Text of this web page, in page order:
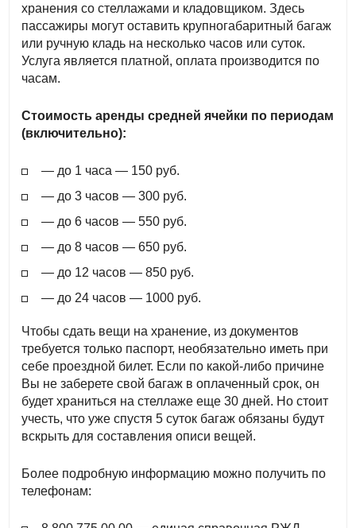
хранения со стеллажами и кладовщиком. Здесь
пассажиры могут оставить крупногабаритный багаж
или ручную кладь на несколько часов или суток.
Услуга является платной, оплата производится по
часам.
Стоимость аренды средней ячейки по периодам
(включительно):
— до 1 часа — 150 руб.
— до 3 часов — 300 руб.
— до 6 часов — 550 руб.
— до 8 часов — 650 руб.
— до 12 часов — 850 руб.
— до 24 часов — 1000 руб.
Чтобы сдать вещи на хранение, из документов
требуется только паспорт, необязательно иметь при
себе проездной билет. Если по какой-либо причине
Вы не заберете свой багаж в оплаченный срок, он
будет храниться на стеллаже еще 30 дней. Но стоит
учесть, что уже спустя 5 суток багаж обязаны будут
вскрыть для составления описи вещей.
Более подробную информацию можно получить по
телефонам: